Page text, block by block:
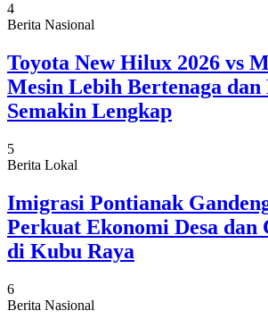
4
Berita Nasional
Toyota New Hilux 2026 vs
Mesin Lebih Bertenaga
Semakin Lengkap
5
Berita Lokal
Imigrasi Pontianak
Perkuat Ekonomi Desa dan
di Kubu Raya
6
Berita Nasional